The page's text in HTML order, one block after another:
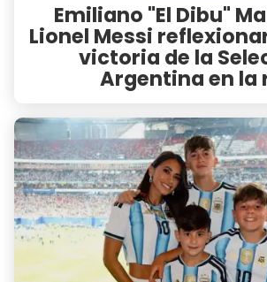
Emiliano "El Dibu"
Lionel Messi
victoria de la
Argentina en la